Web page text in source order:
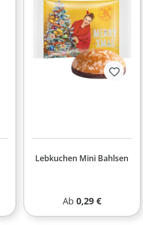
Lebkuchen Mini Bahlsen
Regulärer Preis:
Ab 0,29 €